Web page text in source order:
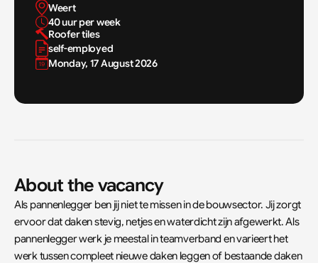
Weert
40 uur per week
Roofer tiles
self-employed
Monday, 17 August 2026
About the vacancy
Als pannenlegger ben jij niet te missen in de bouwsector. Jij zorgt
ervoor dat daken stevig, netjes en waterdicht zijn afgewerkt. Als
pannenlegger werk je meestal in teamverband en varieert het
werk tussen compleet nieuwe daken leggen of bestaande daken